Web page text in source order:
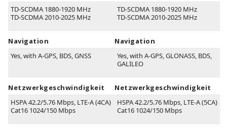
TD-SCDMA 1880-1920 MHz
TD-SCDMA 2010-2025 MHz
Navigation
Yes, with A-GPS, BDS, GNSS
Netzwerkgeschwindigkeit
HSPA 42.2/5.76 Mbps, LTE-A (4CA)
Cat16 1024/150 Mbps
TD-SCDMA 1880-1920 MHz
TD-SCDMA 2010-2025 MHz
Navigation
Yes, with A-GPS, GLONASS, BDS,
GALILEO
Netzwerkgeschwindigkeit
HSPA 42.2/5.76 Mbps, LTE-A (5CA)
Cat16 1024/150 Mbps